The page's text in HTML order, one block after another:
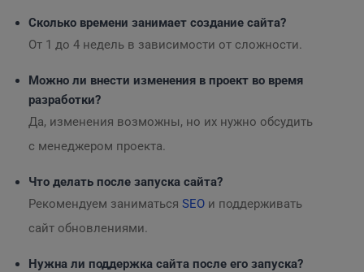
Сколько времени занимает создание сайта?
От 1 до 4 недель в зависимости от сложности.
Можно ли внести изменения в проект во время
разработки?
Да, изменения возможны, но их нужно обсудить
с менеджером проекта.
Что делать после запуска сайта?
Рекомендуем заниматься SEO и поддерживать
сайт обновлениями.
Нужна ли поддержка сайта после его запуска?